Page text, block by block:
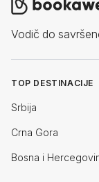
Vodič do
TOP DESTINACIJE
Srbija
Crna Gora
Bosna i